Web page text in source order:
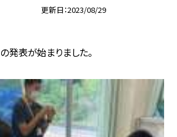
更新日 2023/08/29
発表が始まりました。